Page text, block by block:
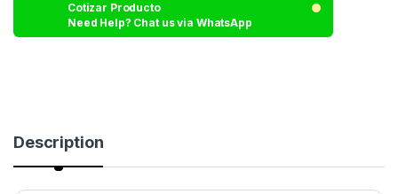
Cotizar Producto
Need Help? Chat us via WhatsApp
Description